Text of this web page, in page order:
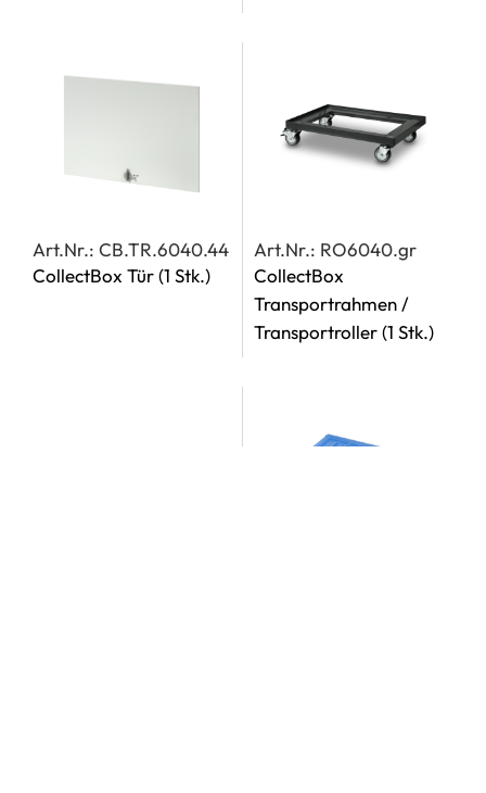
Art.Nr.: CB.TR.6040.44
CollectBox Tür(1 Stk.)
Art.Nr.: RO6040.gr
CollectBox
Transportrahmen /
Transportroller(1 Stk.)